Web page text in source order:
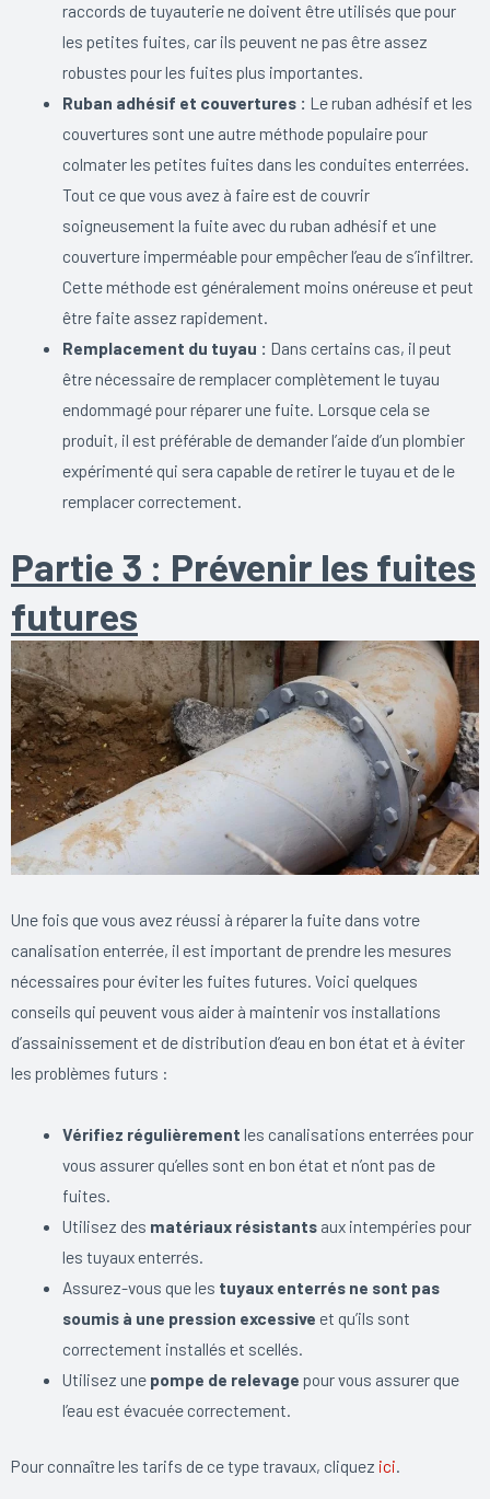
raccords de tuyauterie ne doivent être utilisés que pour
les petites fuites, car ils peuvent ne pas être assez
robustes pour les fuites plus importantes.
Ruban adhésif et couvertures : Le ruban adhésif et les
couvertures sont une autre méthode populaire pour
colmater les petites fuites dans les conduites enterrées.
Tout ce que vous avez à faire est de couvrir
soigneusement la fuite avec du ruban adhésif et une
couverture imperméable pour empêcher l’eau de s’infiltrer.
Cette méthode est généralement moins onéreuse et peut
être faite assez rapidement.
Remplacement du tuyau : Dans certains cas, il peut
être nécessaire de remplacer complètement le tuyau
endommagé pour réparer une fuite. Lorsque cela se
produit, il est préférable de demander l’aide d’un plombier
expérimenté qui sera capable de retirer le tuyau et de le
remplacer correctement.
Partie 3 : Prévenir les fuites
futures
Une fois que vous avez réussi à réparer la fuite dans votre
canalisation enterrée, il est important de prendre les mesures
nécessaires pour éviter les fuites futures. Voici quelques
conseils qui peuvent vous aider à maintenir vos installations
d’assainissement et de distribution d’eau en bon état et à éviter
les problèmes futurs :
Vérifiez régulièrement les canalisations enterrées pour
vous assurer qu’elles sont en bon état et n’ont pas de
fuites.
Utilisez des matériaux résistantsaux intempéries pour
les tuyaux enterrés.
Assurez-vous que les tuyaux enterrés ne sont pas
soumis à une pression excessive et qu’ils sont
correctement installés et scellés.
Utilisez une pompe de relevage pour vous assurer que
l’eau est évacuée correctement.
Pour connaître les tarifs de ce type travaux, cliquez ici.